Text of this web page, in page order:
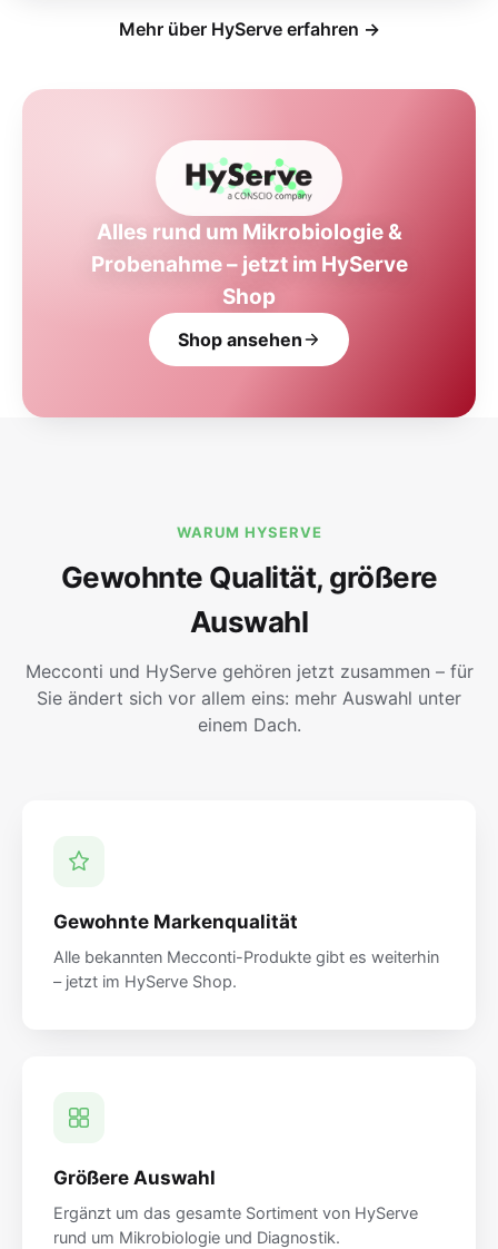
Mehr über HyServe erfahren →
Alles rund um Mikrobiologie &
Probenahme – jetzt im HyServe
Shop
Shop ansehen
WARUM HYSERVE
Gewohnte Qualität, größere
Auswahl
Mecconti und HyServe gehören jetzt zusammen – für
Sie ändert sich vor allem eins: mehr Auswahl unter
einem Dach.
Gewohnte Markenqualität
Alle bekannten Mecconti-Produkte gibt es weiterhin
– jetzt im HyServe Shop.
Größere Auswahl
Ergänzt um das gesamte Sortiment von HyServe
rund um Mikrobiologie und Diagnostik.